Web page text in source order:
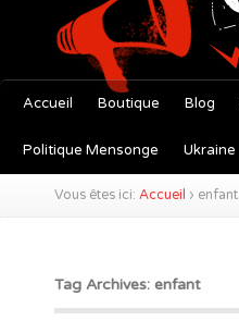
Accueil Boutique Blog
Politique Mensonge Ukraine
Vous êtes ici: Accueil › enfant
Tag Archives: enfant